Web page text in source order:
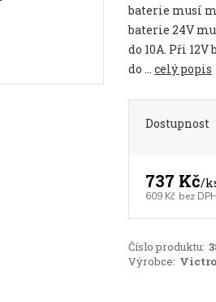
baterie musí
baterie 24V
do 10A. Při
do ... celý popis
Dostupnost
737 Kč/
609 Kč bez DPH
Číslo produktu:
Výrobce: